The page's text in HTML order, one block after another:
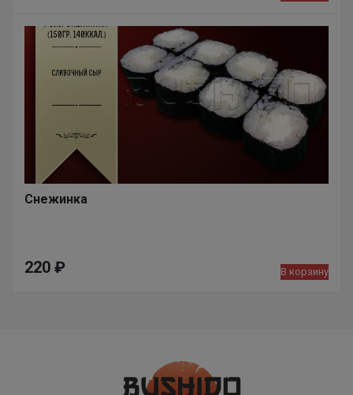
Снежинка
220 ₽ В корзину